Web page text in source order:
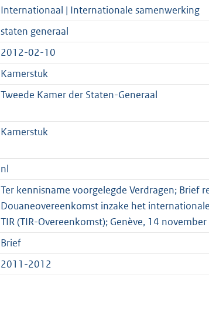
b
Internationaal | Internationale samenwerking
staten generaal
2012-02-10
Kamerstuk
Tweede Kamer der Staten-Generaal
Kamerstuk
nl
Ter kennisname voorgelegde Verdragen; Brief
Douaneovereenkomst inzake het
TIR (TIR-Overeenkomst); Genève, 14
Brief
2011-2012